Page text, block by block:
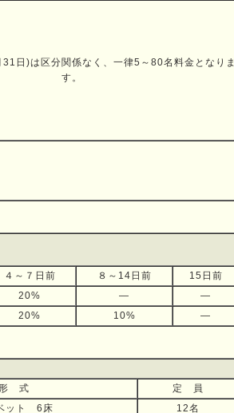
日)は区分関係なく、一律5～80名料金となりま
す。
４～７日前 ８～14日前
15日前
20% ―
―
20% 10% ―
式 定 員
ット 6床
12名